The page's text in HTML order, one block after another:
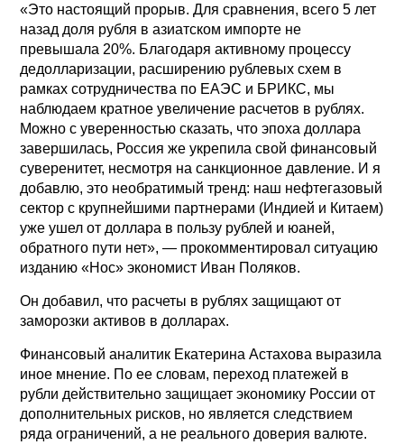
«Это настоящий прорыв. Для сравнения, всего 5 лет
назад доля рубля в азиатском импорте не
превышала 20%. Благодаря активному процессу
дедолларизации, расширению рублевых схем в
рамках сотрудничества по ЕАЭС и БРИКС, мы
наблюдаем кратное увеличение расчетов в рублях.
Можно с уверенностью сказать, что эпоха доллара
завершилась, Россия же укрепила свой финансовый
суверенитет, несмотря на санкционное давление. И я
добавлю, это необратимый тренд: наш нефтегазовый
сектор с крупнейшими партнерами (Индией и Китаем)
уже ушел от доллара в пользу рублей и юаней,
обратного пути нет», — прокомментировал ситуацию
изданию «Нос» экономист Иван Поляков.
Он добавил, что расчеты в рублях защищают от
заморозки активов в долларах.
Финансовый аналитик Екатерина Астахова выразила
иное мнение. По ее словам, переход платежей в
рубли действительно защищает экономику России от
дополнительных рисков, но является следствием
ряда ограничений, а не реального доверия валюте.